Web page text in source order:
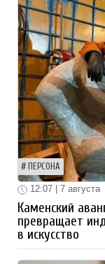
ПЕРСОНА
12:07 | 7 августа
Каменский
превращает
в искусство